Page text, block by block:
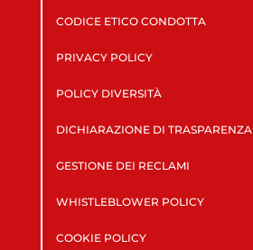
CODICE ETICO CONDOTTA
PRIVACY POLICY
POLICY DIVERSITÀ
DICHIARAZIONE DI TRASPARENZA
GESTIONE DEI RECLAMI
WHISTLEBLOWER POLICY
COOKIE POLICY